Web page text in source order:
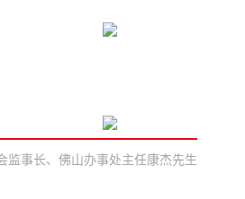
监事长、佛山办事处主任康杰先生